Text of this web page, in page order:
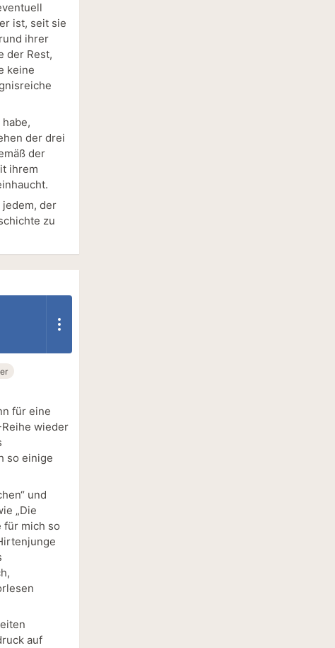
ist, seit sie
ihrer
der Rest,
keine
der drei
der
ihrem
der
zu
für eine
wieder
so einige
und
„Die
für mich so
auf